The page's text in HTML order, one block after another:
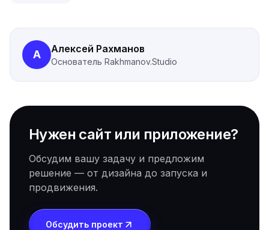
А Алексей Рахманов
Основатель Rakhmanov.Studio
Нужен сайт или приложение?
Обсудим вашу задачу и предложим
решение — от дизайна до запуска и
продвижения.
Обсудить проект